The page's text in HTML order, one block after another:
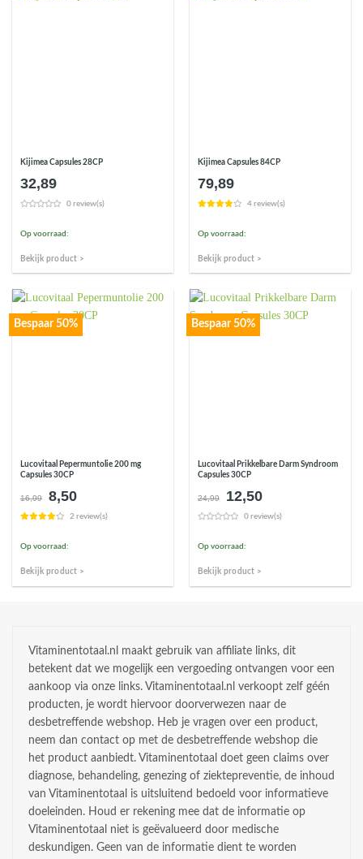
Kijimea Capsules 28CP
32,89
0 review(s)
Op voorraad:
Bekijk product >
Kijimea Capsules 84CP
79,89
4 review(s)
Op voorraad:
Bekijk product >
Bespaar 50%
Lucovitaal Pepermuntolie 200 mg
Capsules 30CP
16,99
Oorspronkelijke
prijs
was:
8,50Huidige
prijs
is:
2 review(s)
Op voorraad:
Bekijk product >
Bespaar 50%
Lucovitaal Prikkelbare Darm Syndroom
Capsules 30CP
24,99
Oorspronkelijke
prijs
was:
12,50Huidige
prijs
is:
0 review(s)
Op voorraad:
Bekijk product >
Vitaminentotaal.nl maakt gebruik van affiliate links, dit
betekent dat we mogelijk een vergoeding ontvangen voor een
aankoop via onze links. Vitaminentotaal.nl verkoopt zelf géén
producten, je wordt hiervoor doorverwezen naar de
desbetreffende webshop. Heb je vragen over een product,
neem dan contact op met de desbetreffende webshop die
het product aanbiedt. Vitaminentotaal doet geen claims over
diagnose, behandeling, genezing of ziektepreventie, de inhoud
van Vitaminentotaal is uitsluitend bedoeld voor informatieve
doeleinden. Houd er rekening mee dat de informatie op
Vitaminentotaal niet is geëvalueerd door medische
deskundigen. Geen van de informatie dient te worden